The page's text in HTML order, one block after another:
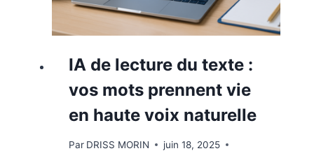
IA de lecture du texte :
vos mots prennent vie
en haute voix naturelle
Par DRISS MORIN
juin 18, 2025